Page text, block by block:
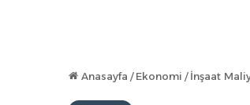
Anasayfa / Ekonomi / İnşaat